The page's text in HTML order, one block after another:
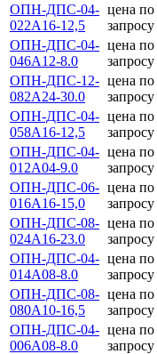
ОПН-ДПС-04-
022А16-12,5
цена по
запросу
ОПН-ДПС-04-
046А12-8.0
цена по
запросу
ОПН-ДПС-12-
082А24-30.0
цена по
запросу
ОПН-ДПС-04-
058А16-12,5
цена по
запросу
ОПН-ДПС-04-
012А04-9.0
цена по
запросу
ОПН-ДПС-06-
016А16-15,0
цена по
запросу
ОПН-ДПС-08-
024А16-23.0
цена по
запросу
ОПН-ДПС-04-
014А08-8.0
цена по
запросу
ОПН-ДПС-08-
080А10-16,5
цена по
запросу
ОПН-ДПС-04-
006А08-8.0
цена по
запросу